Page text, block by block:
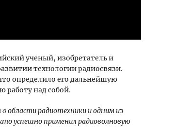
ученый, изобретатель и
технологии радиосвязи.
определило его дальнейшую
над собой.
области радиотехники и одним из
успешно применил радиоволновую